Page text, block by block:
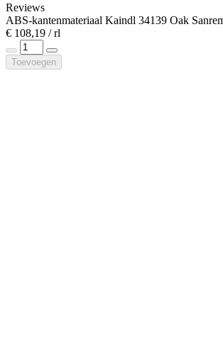
Reviews
ABS-kantenmateriaal Kaindl 34139 Oak
€ 108,19 / rl
Toevoegen